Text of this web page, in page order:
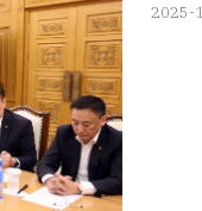
2025-